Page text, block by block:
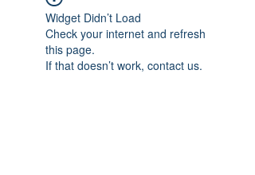
Widget Didn’t Load
Check your internet and refresh
this page.
If that doesn’t work, contact us.